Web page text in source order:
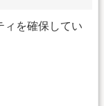
ィを確保してい